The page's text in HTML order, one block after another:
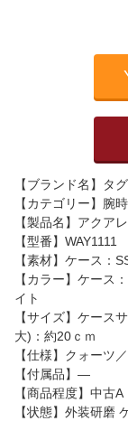
【ブランド名】タ
【カテゴリー】腕
【製品名】アクア
【型番】WAY1111
【素材】ケース：
【カラー】ケー
イト
【サイズ】ケース
大)：約20ｃｍ
【仕様】クォーツ
【付属品】―
【商品程度】中古A
【状態】外装研磨